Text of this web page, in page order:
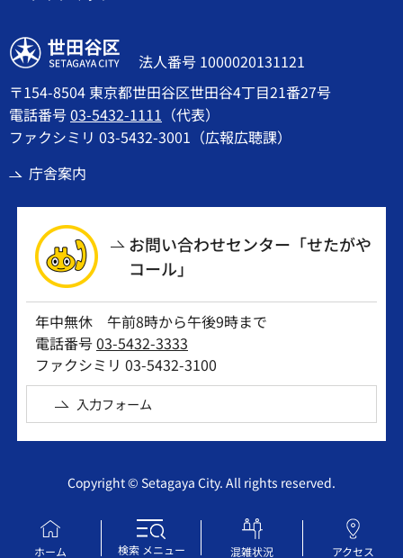
ホーム 検索メニュー 混雑状況 アクセス
世田谷区
法人番号 1000020131121
〒154-8504 東京都世田谷区世田谷4丁目21番27号
電話番号03-5432-1111 （代表）
ファクシミリ 03-5432-3001（広報広聴課）
庁舎案内
お問い合わせセンター「せたがや
コール」
年中無休 午前8時から午後9時まで
電話番号03-5432-3333
ファクシミリ 03-5432-3100
入力フォーム
Copyright © Setagaya City. All rights reserved.